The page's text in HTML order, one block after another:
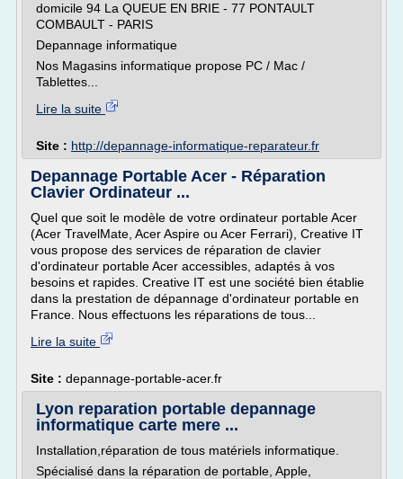
domicile 94 La QUEUE EN BRIE - 77 PONTAULT
COMBAULT - PARIS
Depannage informatique
Nos Magasins informatique propose PC / Mac /
Tablettes...
Lire la suite
Site : http://depannage-informatique-reparateur.fr
Depannage Portable Acer - Réparation
Clavier Ordinateur ...
Quel que soit le modèle de votre ordinateur portable Acer
(Acer TravelMate, Acer Aspire ou Acer Ferrari), Creative IT
vous propose des services de réparation de clavier
d'ordinateur portable Acer accessibles, adaptés à vos
besoins et rapides. Creative IT est une société bien établie
dans la prestation de dépannage d'ordinateur portable en
France. Nous effectuons les réparations de tous...
Lire la suite
Site : depannage-portable-acer.fr
Lyon reparation portable depannage
informatique carte mere ...
Installation,réparation de tous matériels informatique.
Spécialisé dans la réparation de portable, Apple,